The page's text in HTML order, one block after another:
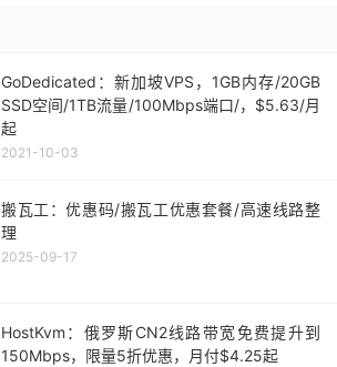
GoDedicated：新加坡VPS，1GB内存/20GB
SSD空间/1TB流量/100Mbps端口/，$5.63/月
起
2021-10-03
搬瓦工：优惠码/搬瓦工优惠套餐/高速线路整
理
2025-09-17
HostKvm：俄罗斯CN2线路带宽免费提升到
150Mbps，限量5折优惠，月付$4.25起